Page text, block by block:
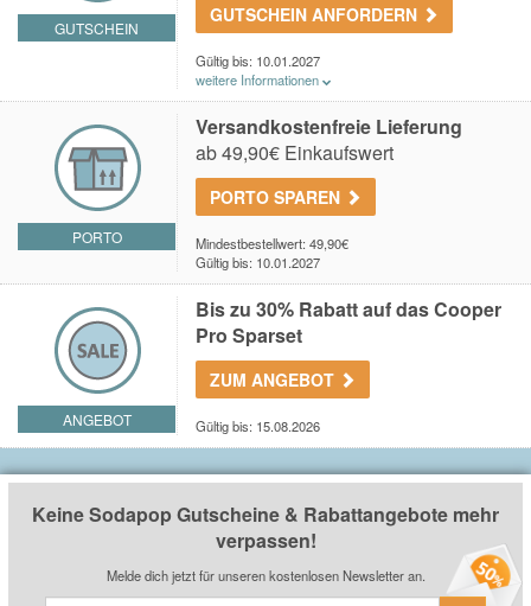
GUTSCHEIN
GUTSCHEIN ANFORDERN
Gültig bis: 10.01.2027
weitere Informationen
Du erhältst einen 10% Gutschein nach der Anmeldung
am Newsletter bei
Sodapop.
PORTO
Versandkostenfreie Lieferung
ab 49,90€ Einkaufswert
PORTO SPAREN
Mindestbestellwert: 49,90€
Gültig bis: 10.01.2027
ANGEBOT
Bis zu 30% Rabatt auf das Cooper
Pro Sparset
ZUM ANGEBOT
Gültig bis: 15.08.2026
Keine Sodapop Gutscheine & Rabattangebote mehr
verpassen!
Melde dich jetzt für unseren kostenlosen Newsletter an.